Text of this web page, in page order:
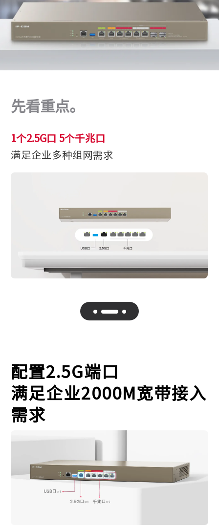
先看重点。
1个2.5G口 5个千兆口
满足企业多种组网需求
配置2.5G端口
满足企业2000M宽带接入
需求